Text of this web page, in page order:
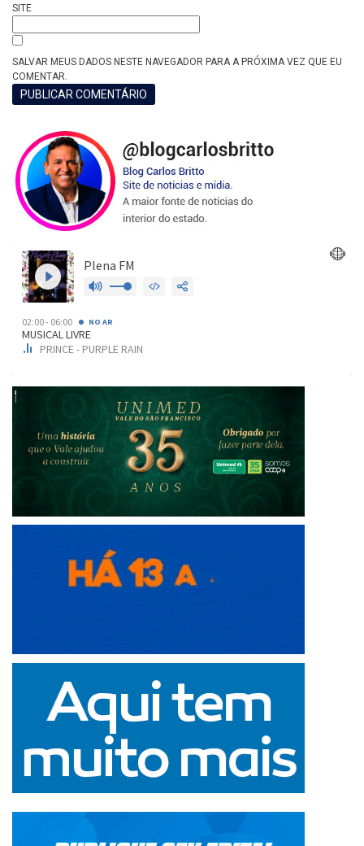
SITE
SALVAR MEUS DADOS NESTE NAVEGADOR PARA A PRÓXIMA VEZ QUE EU
COMENTAR.